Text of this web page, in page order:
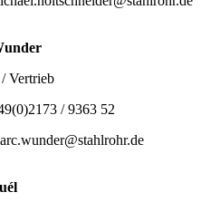
Vertrieb
/ 9363 52